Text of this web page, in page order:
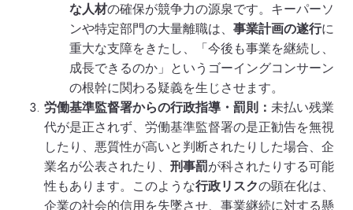
な人材の確保が競争力の源泉です。キーパーソ
ンや特定部門の大量離職は、 事業計画の遂行に
重大な支障をきたし、「今後も事業を継続し、
成長できるのか」というゴーイングコンサーン
の根幹に関わる疑義を生じさせます。
労働基準監督署からの行政指導・罰則： 未払い残業
代が是正されず、労働基準監督署の是正勧告を無視
したり、悪質性が高いと判断されたりした場合、企
業名が公表されたり、 刑事罰が科されたりする可能
性もあります。このような行政リスクの顕在化は、
企業の社会的信用を失墜させ、事業継続に対する懸